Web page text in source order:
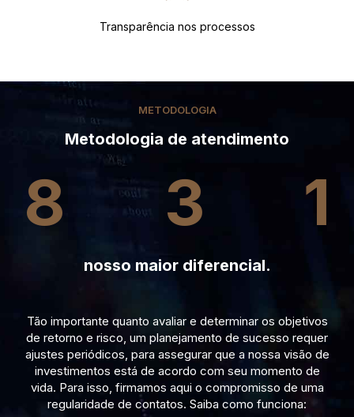
Transparência nos processos
METODOLOGIA
Metodologia de atendimento
8 3 1
nosso maior diferencial.
Tão importante quanto avaliar e determinar os objetivos
de retorno e risco, um planejamento de sucesso requer
ajustes periódicos, para assegurar que a nossa visão de
investimentos está de acordo com seu momento de
vida. Para isso, firmamos aqui o compromisso de uma
regularidade de contatos. Saiba como funciona: